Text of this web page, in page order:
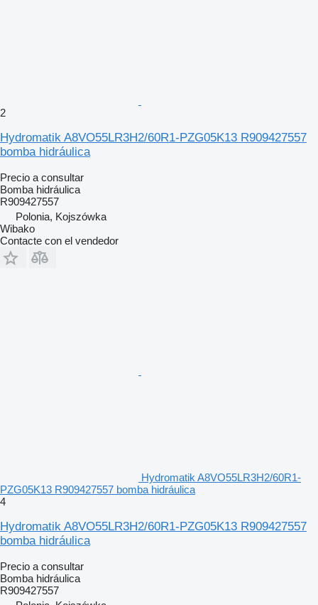
2
Hydromatik A8VO55LR3H2/60R1-PZG05K13 R909427557
bomba hidráulica
Precio a consultar
Bomba hidráulica
R909427557
Polonia, Kojszówka
Wibako
Contacte con el vendedor
Hydromatik A8VO55LR3H2/60R1-
PZG05K13 R909427557 bomba hidráulica
4
Hydromatik A8VO55LR3H2/60R1-PZG05K13 R909427557
bomba hidráulica
Precio a consultar
Bomba hidráulica
R909427557